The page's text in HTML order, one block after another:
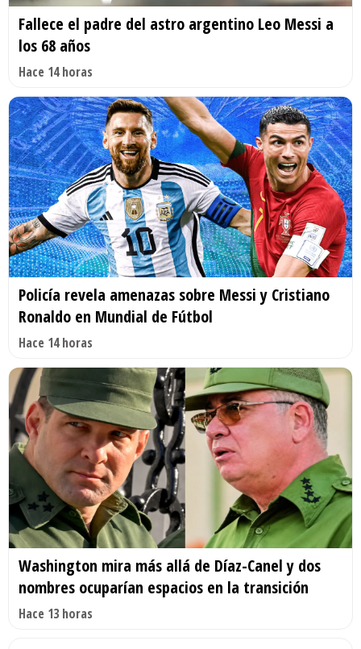
Fallece el padre del astro argentino Leo Messi a
los 68 años
Hace 14 horas
Policía revela amenazas sobre Messi y Cristiano
Ronaldo en Mundial de Fútbol
Hace 14 horas
Washington mira más allá de Díaz-Canel y dos
nombres ocuparían espacios en la transición
Hace 13 horas